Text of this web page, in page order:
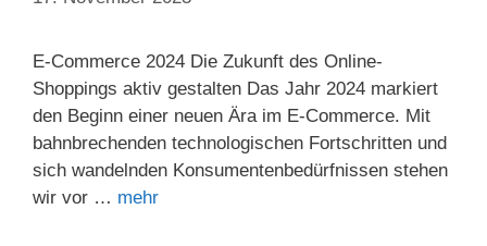
E-Commerce 2024 Die Zukunft des Online-
Shoppings aktiv gestalten Das Jahr 2024 markiert
den Beginn einer neuen Ära im E-Commerce. Mit
bahnbrechenden technologischen Fortschritten und
sich wandelnden Konsumentenbedürfnissen stehen
wir vor … mehr